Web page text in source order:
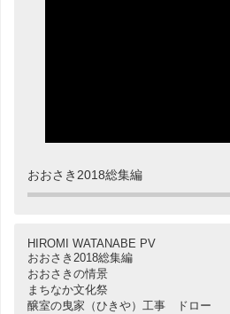
おおさき2018総集編
HIROMI WATANABE PV
おおさき2018総集編
おおさきの情景
まちなか文化祭
醸室の曳家（ひきや）工事 ドロー